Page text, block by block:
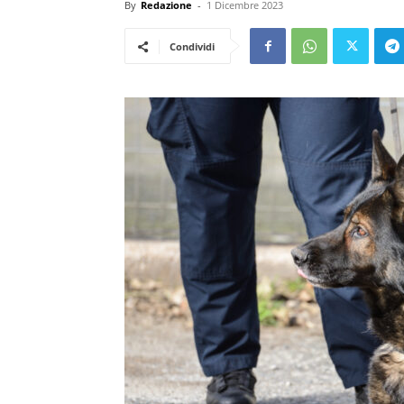
By Redazione - 1 Dicembre 2023
Condividi